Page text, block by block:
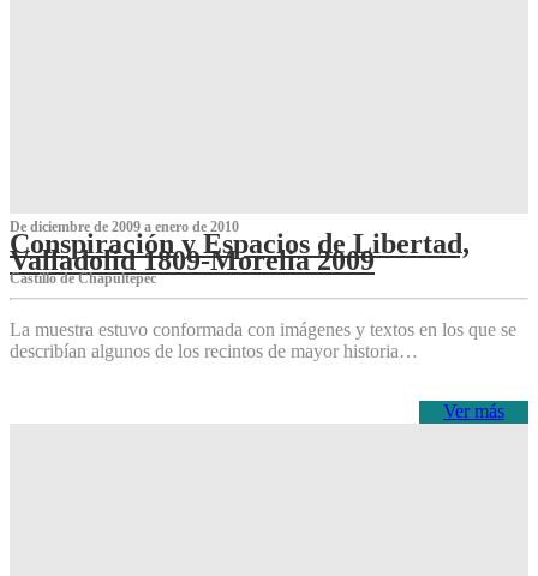
De diciembre de 2009 a enero de 2010
Conspiración y Espacios de Libertad,
Valladolid 1809-Morelia 2009
Castillo de Chapultepec
La muestra estuvo conformada con imágenes y textos en los que se
describían algunos de los recintos de mayor historia…
Ver más